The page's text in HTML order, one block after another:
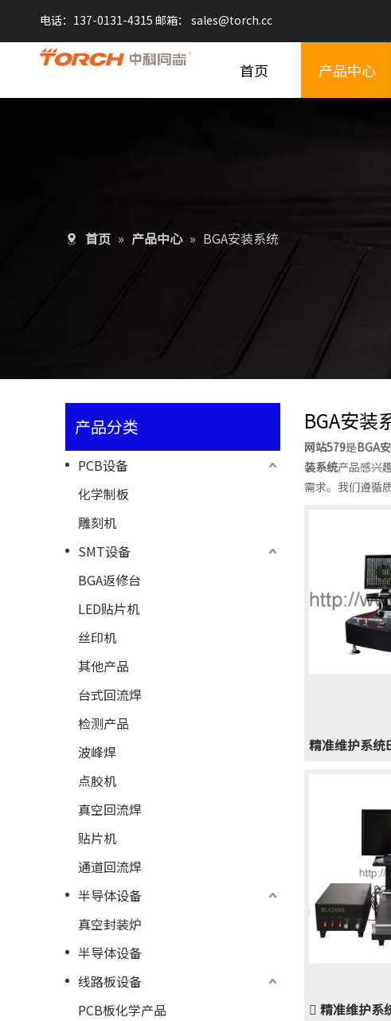
电话：137-0131-4315 邮箱： sales@torch.cc
首页 产品中心
首页 » 产品中心 » BGA安装系统
产品分类
PCB设备
化学制板
雕刻机
SMT设备
BGA返修台
LED贴片机
丝印机
其他产品
台式回流焊
检测产品
波峰焊
点胶机
真空回流焊
贴片机
通道回流焊
半导体设备
真空封装炉
半导体设备
线路板设备
PCB板化学产品
BGA安装
网站579是BGA
装系统产品感兴
需求。我们遵循
精准维护系统
 精准维护系